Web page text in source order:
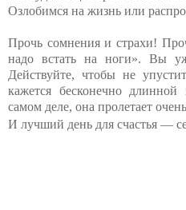
Озлобимся на жизнь или
Прочь сомнения и страхи!
надо встать на ноги». Вы
Действуйте, чтобы не
кажется бесконечно
самом деле, она пролетает
И лучший день для счастья —